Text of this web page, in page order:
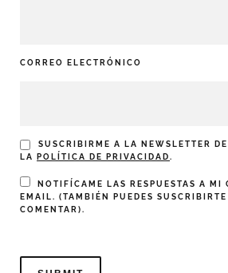
CORREO ELECTRÓNICO
SUSCRIBIRME A LA NEWSLETTER
LA
POLÍTICA DE PRIVACIDAD.
NOTIFÍCAME LAS RESPUESTAS A MI
EMAIL. (TAMBIÉN PUEDES SUSCRIBIRTE
COMENTAR).